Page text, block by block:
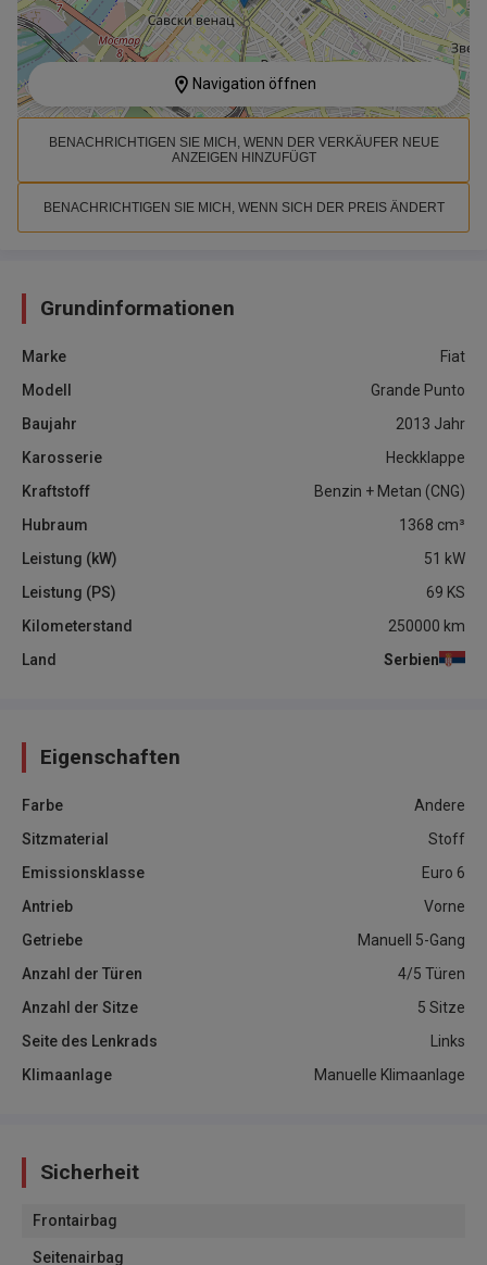
Navigation öffnen
BENACHRICHTIGEN SIE MICH, WENN DER VERKÄUFER NEUE
ANZEIGEN HINZUFÜGT
BENACHRICHTIGEN SIE MICH, WENN SICH DER PREIS ÄNDERT
Grundinformationen
Marke
Fiat
Modell
Grande Punto
Baujahr
2013 Jahr
Karosserie
Heckklappe
Kraftstoff
Benzin + Metan (CNG)
Hubraum
1368 cm³
Leistung (kW)
51 kW
Leistung (PS)
69 KS
Kilometerstand
250000 km
Land
Serbien
Eigenschaften
Farbe
Andere
Sitzmaterial
Stoff
Emissionsklasse
Euro 6
Antrieb
Vorne
Getriebe
Manuell 5-Gang
Anzahl der Türen
4/5 Türen
Anzahl der Sitze
5 Sitze
Seite des Lenkrads
Links
Klimaanlage
Manuelle Klimaanlage
Sicherheit
Frontairbag
Seitenairbag